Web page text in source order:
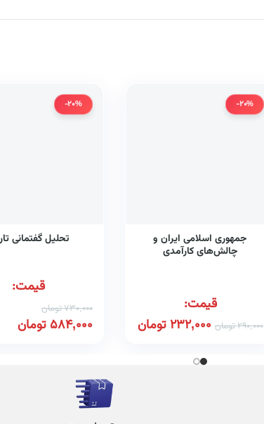
-20%
جمهوری اسلامی ایران و
چالش‌های کارآمدی
قیمت:
290,000تومان 232,000تومان
-20%
تحلیل گفتمانی
قیمت:
730,000تومان
584,000 تومان